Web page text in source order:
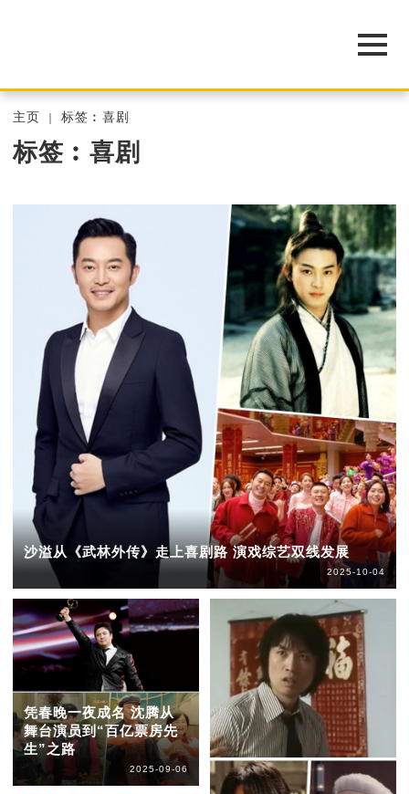
主页 标签︰喜剧
标签︰喜剧
沙溢从《武林外传》走上喜剧路 演戏综艺双线发展
2025-10-04
凭春晚一夜成名 沈腾从
舞台演员到“百亿票房先
生”之路
2025-09-06